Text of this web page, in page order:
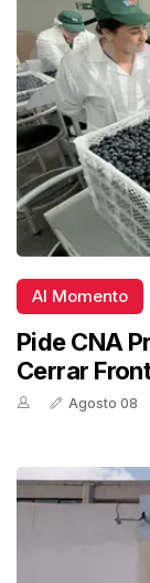
Al Momento
Pide CNA
Cerrar
Agosto 08